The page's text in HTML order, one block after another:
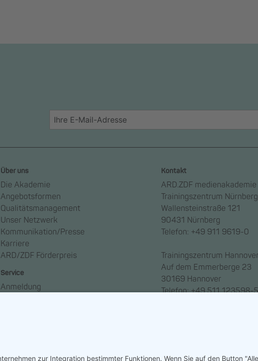
Über uns
Die Akademie
Angebotsformen
Qualitätsmanagement
Unser Netzwerk
Kommunikation/Presse
Karriere
ARD/ZDF Förderpreis
Service
Anmeldung
Kontakt
ARD.ZDF medienakademie
Trainingszentrum Nürnberg
Wallensteinstraße 121
90431 Nürnberg
Telefon: +49 911 9619-0
Trainingszentrum Hannover
Auf dem Emmerberge 23
30169 Hannover
Telefon: +49 511 123598-